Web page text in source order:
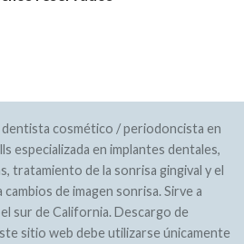
cosmético / periodoncista en
especializada en implantes dentales,
tratamiento de la sonrisa gingival y el
de imagen sonrisa. Sirve a
sur de California. Descargo de
sitio web debe utilizarse únicamente